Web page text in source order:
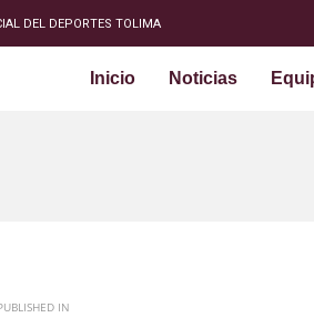
DEL DEPORTES TOLIMA
Inicio Noticias
IN